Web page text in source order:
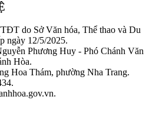
do Sở Văn hóa, Thể thao và Du
ngày 12/5/2025.
Phương Huy - Phó Chánh Văn
Hòa.
Hoa Thám, phường Nha Trang.